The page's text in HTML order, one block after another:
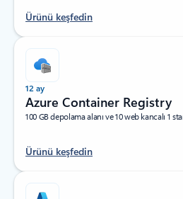
Ürünü keşfedin
12 ay
Azure Container Registry
100 GB depolama alanı ve 10 web kancalı 1
Ürünü keşfedin